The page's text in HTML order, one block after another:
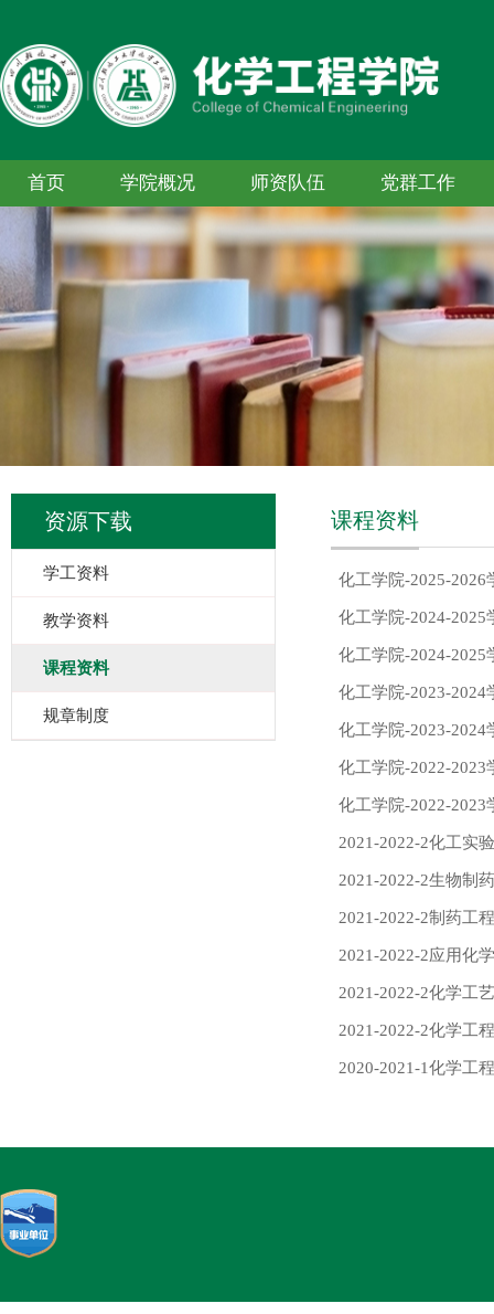
首页 学院概况 师资队伍 党群工作
资源下载
学工资料
教学资料
课程资料
规章制度
课程资料
化工学院-2025-2026
化工学院-2024-2025
化工学院-2024-2025
化工学院-2023-2024
化工学院-2023-2024
化工学院-2022-2023
化工学院-2022-2023
2021-2022-2化工实
2021-2022-2生物制
2021-2022-2制药工
2021-2022-2应用化
2021-2022-2化学工
2021-2022-2化学工
2020-2021-1化学工